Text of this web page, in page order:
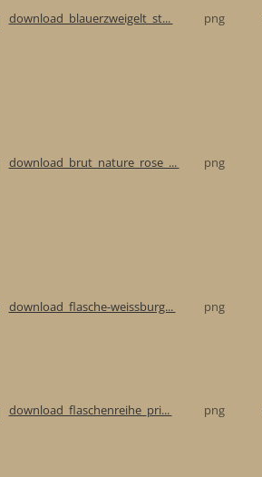
download_blauerzweigelt_st... png
download_brut_nature_rose_... png
download_flasche-weissburg... png
download_flaschenreihe_pri... png